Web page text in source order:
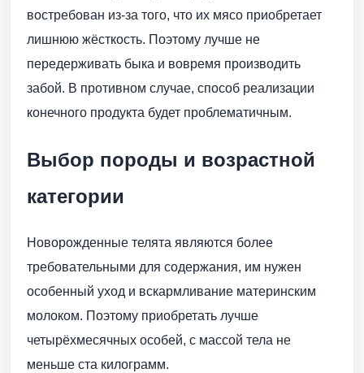
востребован из-за того, что их мясо приобретает
лишнюю жёсткость. Поэтому лучше не
передерживать быка и вовремя производить
забой. В противном случае, способ реализации
конечного продукта будет проблематичным.
Выбор породы и возрастной
категории
Новорожденные телята являются более
требовательными для содержания, им нужен
особенный уход и вскармливание материнским
молоком. Поэтому приобретать лучше
четырёхмесячных особей, с массой тела не
меньше ста килограмм.